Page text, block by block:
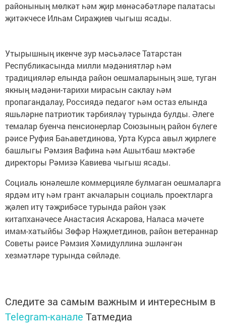
районының мөлкәт һәм җир мөнәсәбәтләре палатасы
җитәкчесе Илһам Сираҗиев чыгыш ясады.
Утырышның икенче зур мәсьәләсе Татарстан
Республикасында милли мәдәниятләр һәм
традицияләр елында район оешмаларының эше, туган
якның мәдәни-тарихи мирасын саклау һәм
пропагандалау, Россиядә педагог һәм остаз елында
яшьләрне патриотик тәрбияләү турында булды. Әлеге
темалар буенча пенсионерлар Союзының район бүлеге
рәисе Руфия Баһаветдинова, Урта Курса авыл җирлеге
башлыгы Рәмзия Вафина һәм Ашытбаш мәктәбе
директоры Рәмизә Кавиева чыгыш ясады.
Социаль юнәлешле коммерцияле булмаган оешмаларга
ярдәм итү һәм грант акчаларын социаль проектларга
җәлеп итү тәҗрибәсе турында район үзәк
китапханәчесе Анастасия Аскарова, Наласа мәчете
имам-хатыйбы Зөфәр Нәҗметдинов, район ветераннар
Советы рәисе Рәмзия Хәмидуллина эшләнгән
хезмәтләре турында сөйләде.
Следите за самым важным и интересным в
Telegram-канале Татмедиа